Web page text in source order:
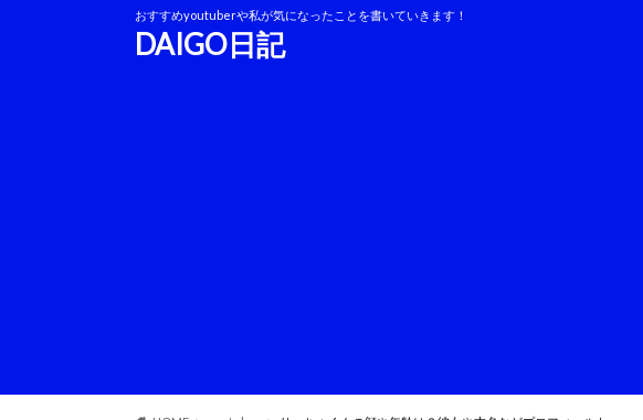
おすすめyoutuberや私が気になったことを書いていきます！
DAIGO日記